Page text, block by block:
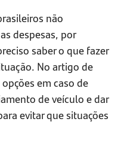
não
despesas, por
saber o que fazer
No artigo de
em caso de
de veículo e dar
evitar que situações